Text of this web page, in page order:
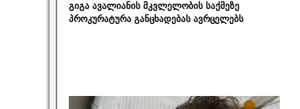
გიგა ავალიანის მკვლელობის საქმეზე
პროკურატურა განცხადებას ავრცელებს